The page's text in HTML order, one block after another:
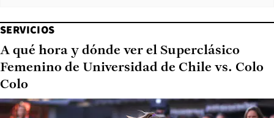
SERVICIOS
A qué hora y dónde ver el Superclásico
Femenino de Universidad de Chile vs. Colo
Colo